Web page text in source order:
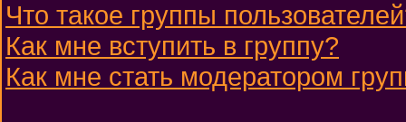
Что такое группы
Как мне вступить в группу?
Как мне стать модератором